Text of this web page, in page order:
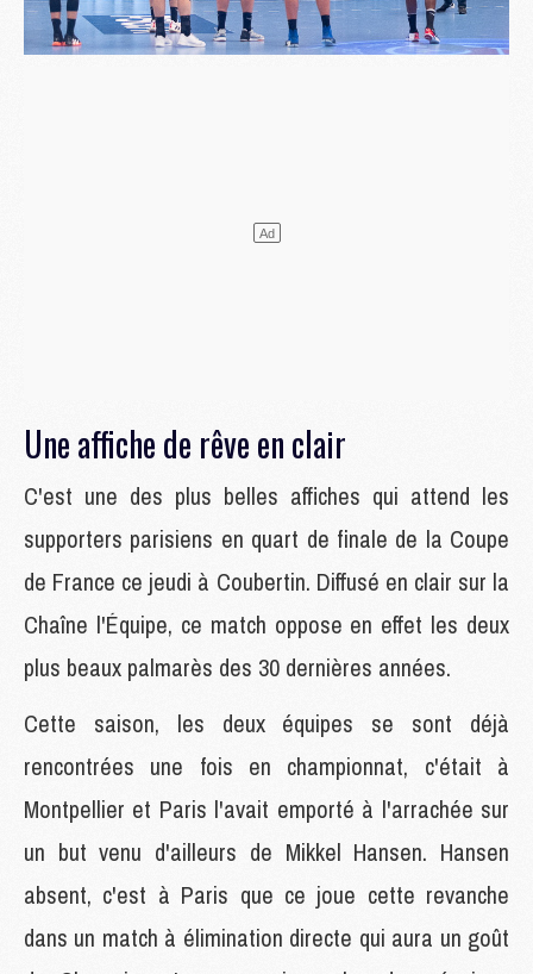
Une affiche de rêve en clair
C'est une des plus belles affiches qui attend les
supporters parisiens en quart de finale de la Coupe
de France ce jeudi à Coubertin. Diffusé en clair sur la
Chaîne l'Équipe, ce match oppose en effet les deux
plus beaux palmarès des 30 dernières années.
Cette saison, les deux équipes se sont déjà
rencontrées une fois en championnat, c'était à
Montpellier et Paris l'avait emporté à l'arrachée sur
un but venu d'ailleurs de Mikkel Hansen. Hansen
absent, c'est à Paris que ce joue cette revanche
dans un match à élimination directe qui aura un goût